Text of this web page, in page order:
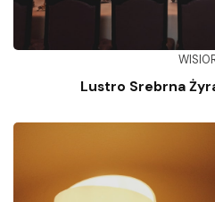
Lustro Srebrna